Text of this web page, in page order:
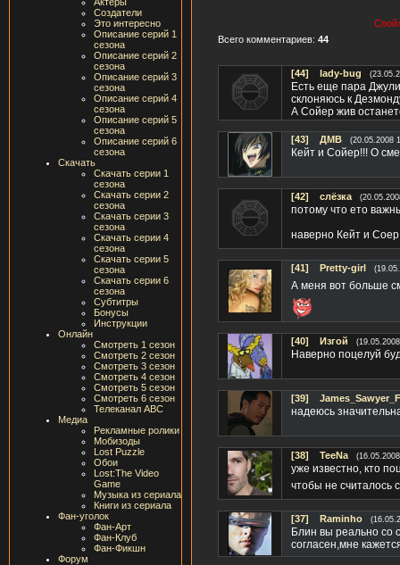
Создатели
Это интересно
Описание серий 1
сезона
Описание серий 2
сезона
Описание серий 3
сезона
Описание серий 4
сезона
Описание серий 5
сезона
Описание серий 6
сезона
Скачать
Скачать серии 1
сезона
Скачать серии 2
сезона
Скачать серии 3
сезона
Скачать серии 4
сезона
Скачать серии 5
сезона
Скачать серии 6
сезона
Субтитры
Бонусы
Инструкции
Онлайн
Смотреть 1 сезон
Смотреть 2 сезон
Смотреть 3 сезон
Смотреть 4 сезон
Смотреть 5 сезон
Смотреть 6 сезон
Телеканал ABC
Медиа
Рекламные ролики
Мобизоды
Lost Puzzle
Обои
Lost:The Video
Game
Музыка из сериала
Книги из сериала
Фан-уголок
Фан-Арт
Фан-Клуб
Фан-Фикшн
Форум
Всего комментариев: 44
[44] lady-bug
Есть еще пара
склоняюсь к
А Сойер жив
[43] ДМВ (20.05.2008
Кейт и Сойер!!! О
[42] слёзка
потому что ето
наверно Кейт и
[41] Pretty-girl
А меня вот больше
[40] Изгой
Наверно поцелуй
[39]
надеюсь
[38] TeeNa
уже известно, кто
чтобы не считалось
[37] Raminho
Блин вы реально со
согласен,мне